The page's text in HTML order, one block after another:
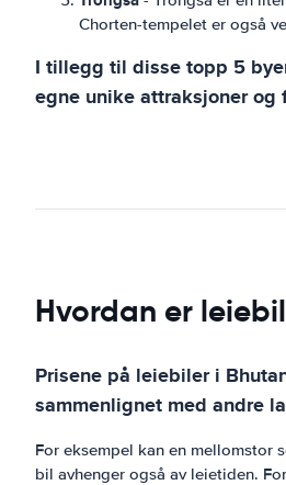
Chorten-tempelet er også
I tillegg til disse topp 5
egne unike attraksjoner
Hvordan er
Prisene på leiebiler i
sammenlignet med andre
For eksempel kan en mellomstor
bil avhenger også av leietiden.